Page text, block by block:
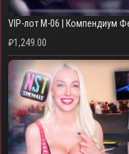
VIP-лот M-06 | Компендиум
₽1,249.00